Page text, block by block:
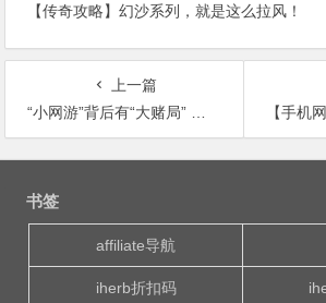
【传奇攻略】幻沙系列，就是这么拉风！
上一篇
“小网游”背后有“大赌局” 有人因为玩这个倾家荡产！
【手机网游新闻】第一MMO手游!
文
书签
affiliate导航
iherb折扣码